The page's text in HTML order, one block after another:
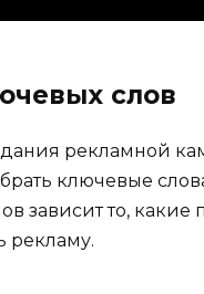
слов
рекламной
ключевые
зависит то, какие
рекламу.